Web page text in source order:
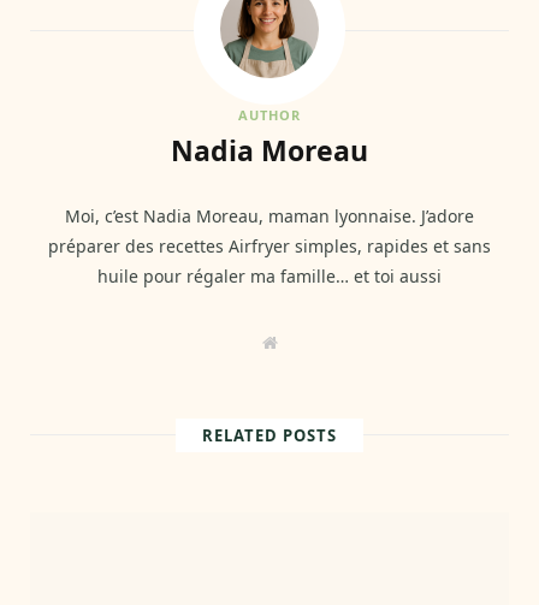
AUTHOR
Nadia Moreau
Moi, c’est Nadia Moreau, maman lyonnaise. J’adore
préparer des recettes Airfryer simples, rapides et sans
huile pour régaler ma famille… et toi aussi
W
RELATED POSTS